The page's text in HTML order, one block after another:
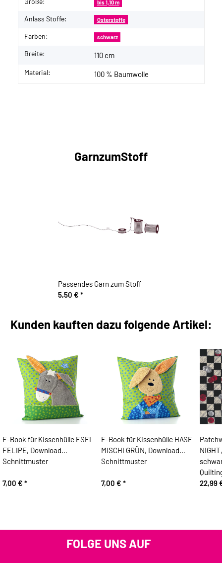
bis 1,10 m
Anlass Stoffe: Osterstoffe
Farben: schwarz
Breite: 110 cm
Material: 100 % Baumwolle
GarnzumStoff
Passendes Garn zum Stoff
5,50 € *
Kunden kauften dazu folgende Artikel:
E-Book für Kissenhülle ESEL
FELIPE, Download
Schnittmuster
7,00 € *
E-Book für Kissenhülle HASE
MISCHI GRÜN, Download
Schnittmuster
7,00 € *
22,99
FOLGE UNS AUF